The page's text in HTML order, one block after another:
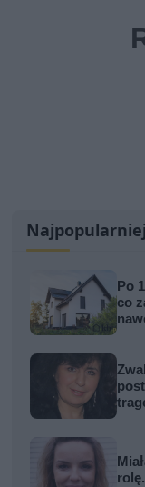
Po
co